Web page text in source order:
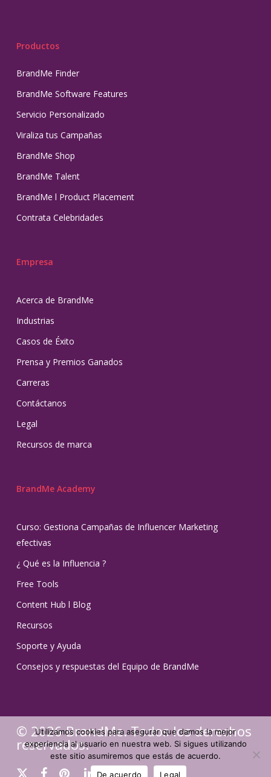
Productos
BrandMe Finder
BrandMe Software Features
Servicio Personalizado
Viraliza tus Campañas
BrandMe Shop
BrandMe Talent
BrandMe l Product Placement
Contrata Celebridades
Empresa
Acerca de BrandMe
Industrias
Casos de Éxito
Prensa y Premios Ganados
Carreras
Contáctanos
Legal
Recursos de marca
BrandMe Academy
Curso: Gestiona Campañas de Influencer Marketing
efectivas
¿ Qué es la Influencia ?
Free Tools
Content Hub l Blog
Recursos
Soporte y Ayuda
Consejos y respuestas del Equipo de BrandMe
© 2026 BrandMe. Todos los derechos
reservados.
x- facebookpinterestlinkedin youtubeinstagramtiktok
Utilizamos cookies para asegurar que damos la mejor
experiencia al usuario en nuestra web. Si sigues utilizando
este sitio asumiremos que estás de acuerdo.
De acuerdo
Legal